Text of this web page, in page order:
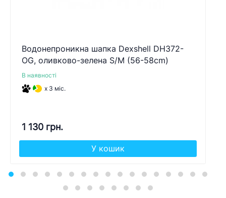
Водонепроникна шапка Dexshell DH372-
OG, оливково-зелена S/M (56-58cm)
В наявності
x 3 міс.
1 130 грн.
У кошик